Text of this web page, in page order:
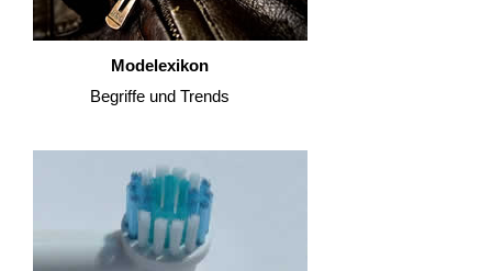
Modelexikon
Begriffe und Trends